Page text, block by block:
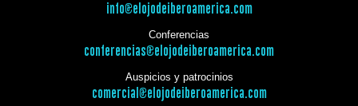
info@elojodeiberoamerica.com
Conferencias
conferencias@elojodeiberoamerica.com
Auspicios y patrocinios
comercial@elojodeiberoamerica.com